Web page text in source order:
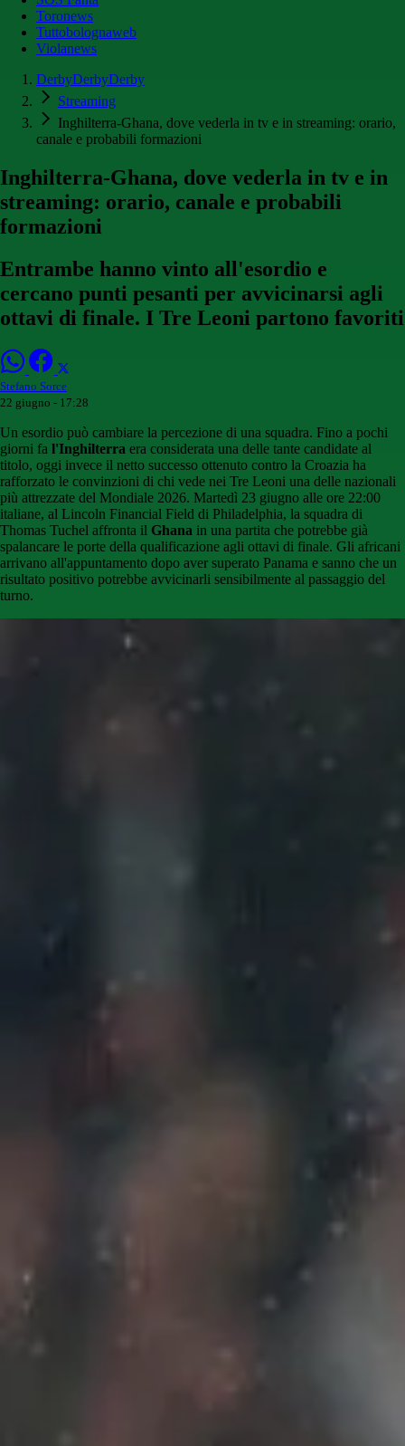
Toronews
Tuttobolognaweb
Violanews
DerbyDerbyDerby
Streaming
Inghilterra-Ghana, dove vederla in tv e in streaming: orario,
canale e probabili formazioni
Inghilterra-Ghana, dove vederla in tv e in
streaming: orario, canale e probabili
formazioni
Entrambe hanno vinto all'esordio e
cercano punti pesanti per avvicinarsi agli
ottavi di finale. I Tre Leoni partono favoriti
Stefano Sorce
22 giugno - 17:28
Un esordio può cambiare la percezione di una squadra. Fino a pochi
giorni fa l'Inghilterra era considerata una delle tante candidate al
titolo, oggi invece il netto successo ottenuto contro la Croazia ha
rafforzato le convinzioni di chi vede nei Tre Leoni una delle nazionali
più attrezzate del Mondiale 2026. Martedì 23 giugno alle ore 22:00
italiane, al Lincoln Financial Field di Philadelphia, la squadra di
Thomas Tuchel affronta il Ghana in una partita che potrebbe già
spalancare le porte della qualificazione agli ottavi di finale. Gli africani
arrivano all'appuntamento dopo aver superato Panama e sanno che un
risultato positivo potrebbe avvicinarli sensibilmente al passaggio del
turno.